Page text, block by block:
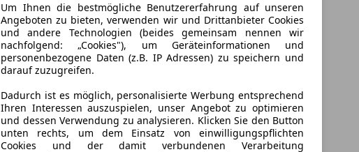
Um Ihnen die bestmögliche Benutzererfahrung auf unseren
Angeboten zu bieten, verwenden wir und Drittanbieter Cookies
und andere Technologien (beides gemeinsam nennen wir
nachfolgend: „Cookies"), um Geräteinformationen und
personenbezogene Daten (z.B. IP Adressen) zu speichern und
darauf zuzugreifen.
Dadurch ist es möglich, personalisierte Werbung entsprechend
Ihren Interessen auszuspielen, unser Angebot zu optimieren
und dessen Verwendung zu analysieren. Klicken Sie den Button
unten rechts, um dem Einsatz von einwilligungspflichten
Cookies und der damit verbundenen Verarbeitung